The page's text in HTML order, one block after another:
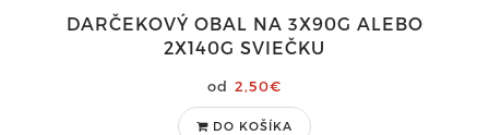
DARČEKOVÝ OBAL NA 3X90G ALEBO
2X140G SVIEČKU
2,50€
DO KOŠÍKA